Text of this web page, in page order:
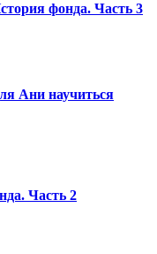
фонда. Часть 3
Ани научиться
Часть 2